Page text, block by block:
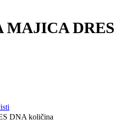
MAJICA DRES
DNA količina